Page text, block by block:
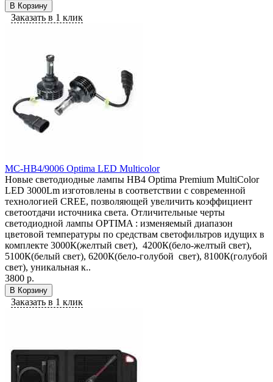
В Корзину
Заказать в 1 клик
MC-HB4/9006 Optima LED Multicolor
Новые светодиодные лампы HB4 Optima Premium MultiColor
LED 3000Lm изготовлены в соответствии с современной
технологией CREE, позволяющей увеличить коэффициент
светоотдачи источника света. Отличительные черты
светодиодной лампы OPTIMA : изменяемый диапазон
цветовой температуры по средствам светофильтров идущих в
комплекте 3000К(желтый свет), 4200К(бело-желтый свет),
5100К(белый свет), 6200К(бело-голубой свет), 8100К(голубой
свет), уникальная к..
3800 р.
В Корзину
Заказать в 1 клик